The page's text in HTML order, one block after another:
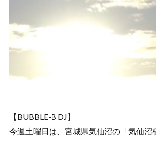
【BUBBLE-B DJ】
今週土曜日は、宮城県気仙沼の「気仙沼